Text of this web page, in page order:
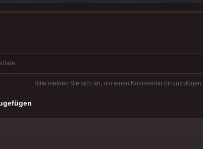
Bitte melden Sie sich an, um einen Kommentar hinzuzufügen.